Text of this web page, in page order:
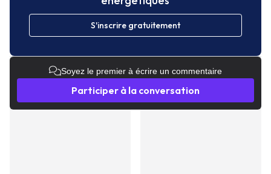
S'inscrire gratuitement
Soyez le premier à écrire un commentaire
Participer à la conversation